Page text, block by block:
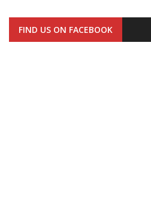
FIND US ON FACEBOOK